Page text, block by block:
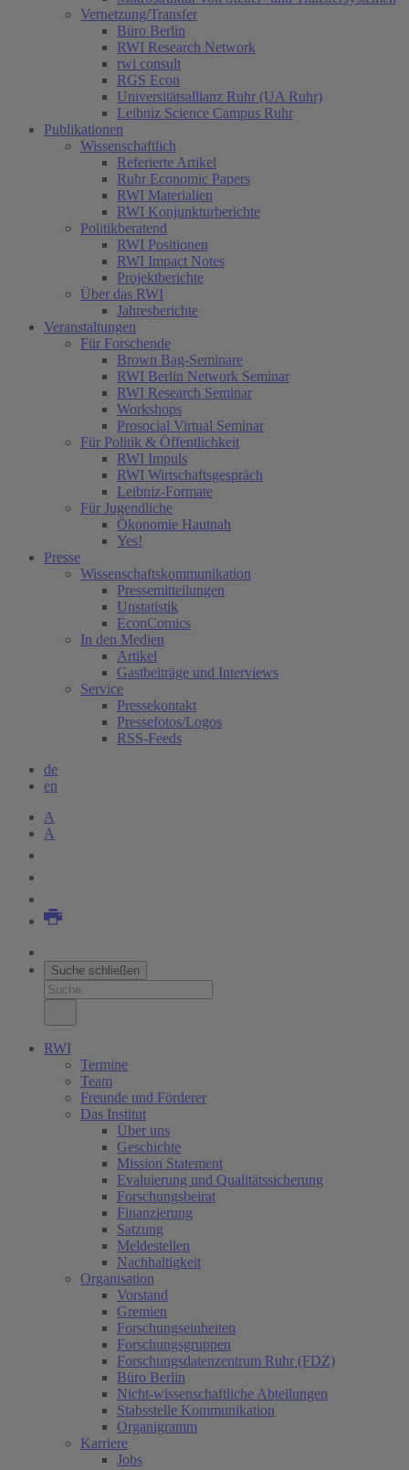
Vernetzung/Transfer
Büro Berlin
RWI Research Network
rwi consult
RGS Econ
Universitätsallianz Ruhr (UA Ruhr)
Leibniz Science Campus Ruhr
Publikationen
Wissenschaftlich
Referierte Artikel
Ruhr Economic Papers
RWI Materialien
RWI Konjunkturberichte
Politikberatend
RWI Positionen
RWI Impact Notes
Projektberichte
Über das RWI
Jahresberichte
Veranstaltungen
Für Forschende
Brown Bag-Seminare
RWI Berlin Network Seminar
RWI Research Seminar
Workshops
Prosocial Virtual Seminar
Für Politik & Öffentlichkeit
RWI Impuls
RWI Wirtschaftsgespräch
Leibniz-Formate
Für Jugendliche
Ökonomie Hautnah
Yes!
Presse
Wissenschaftskommunikation
Pressemitteilungen
Unstatistik
EconComics
In den Medien
Artikel
Gastbeiträge und Interviews
Service
Pressekontakt
Pressefotos/Logos
RSS-Feeds
de
en
A
A
Suche schließen
RWI
Termine
Team
Freunde und Förderer
Das Institut
Über uns
Geschichte
Mission Statement
Evaluierung und Qualitätssicherung
Forschungsbeirat
Finanzierung
Satzung
Meldestellen
Nachhaltigkeit
Organisation
Vorstand
Gremien
Forschungseinheiten
Forschungsgruppen
Forschungsdatenzentrum Ruhr (FDZ)
Büro Berlin
Nicht-wissenschaftliche Abteilungen
Stabsstelle Kommunikation
Organigramm
Karriere
Jobs